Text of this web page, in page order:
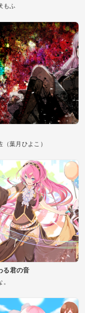
もふ
（葉月ひよこ）
る君の音